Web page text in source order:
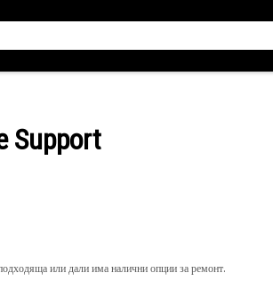
Support
или дали има налични опции за ремонт.